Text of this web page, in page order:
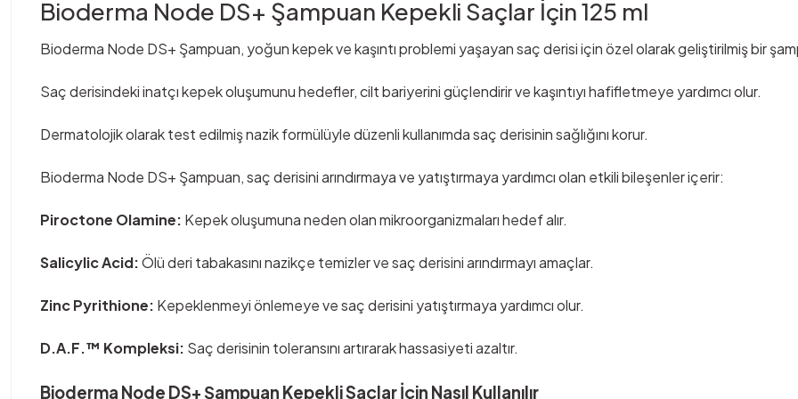
Bioderma Node DS+ Şampuan Kepekli Saçlar İçin 125 ml
Bioderma Node DS+ Şampuan, yoğun kepek ve kaşıntı problemi yaşayan saç derisi için özel olarak geliştirilmiş bir
Saç derisindeki inatçı kepek oluşumunu hedefler, cilt bariyerini güçlendirir ve kaşıntıyı hafifletmeye yardımcı olur.
Dermatolojik olarak test edilmiş nazik formülüyle düzenli kullanımda saç derisinin sağlığını korur.
Bioderma Node DS+ Şampuan, saç derisini arındırmaya ve yatıştırmaya yardımcı olan etkili bileşenler içerir:
Piroctone Olamine: Kepek oluşumuna neden olan mikroorganizmaları hedef alır.
Salicylic Acid:Ölü deri tabakasını nazikçe temizler ve saç derisini arındırmayı amaçlar.
Zinc Pyrithione: Kepeklenmeyi önlemeye ve saç derisini yatıştırmaya yardımcı olur.
D.A.F.™ Kompleksi: Saç derisinin toleransını artırarak hassasiyeti azaltır.
Bioderma Node DS+ Şampuan Kepekli Saçlar İçin Nasıl Kullanılır